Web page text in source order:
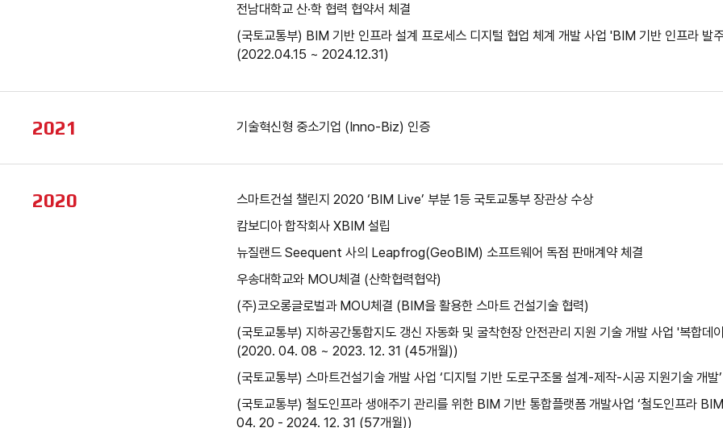
전남대학교 산·학 협력 협약서 체결
(국토교통부) BIM 기반 인프라 설계 프로세스 디지털 협업 체계 개발 사업 'BIM 기반 인프라 발
(2022.04.15 ~ 2024.12.31)
2021 기술혁신형 중소기업 (Inno-Biz) 인증
2020
스마트건설 챌린지 2020 ‘BIM Live’ 부분 1등 국토교통부 장관상 수상
캄보디아 합작회사 XBIM 설립
뉴질랜드 Seequent 사의 Leapfrog(GeoBIM) 소프트웨어 독점 판매계약 체결
우송대학교와 MOU체결 (산학협력협약)
(주)코오롱글로벌과 MOU체결 (BIM을 활용한 스마트 건설기술 협력)
(국토교통부) 지하공간통합지도 갱신 자동화 및 굴착현장 안전관리 지원 기술 개발 사업 '복합
(2020. 04. 08 ~ 2023. 12. 31 (45개월))
(국토교통부) 스마트건설기술 개발 사업 ‘디지털 기반 도로구조물 설계-제작-시공 지원기술
(국토교통부) 철도인프라 생애주기 관리를 위한 BIM 기반 통합플랫폼 개발사업 ‘철도인프라
04. 20 - 2024. 12. 31 (57개월))